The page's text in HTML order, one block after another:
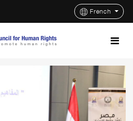
French